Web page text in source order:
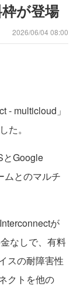
が登場
2026/06/04 08:00
- multicloud」
た。
とGoogle
ムとのマルチ
が
なしで、有料
スの耐障害性
クトを他の